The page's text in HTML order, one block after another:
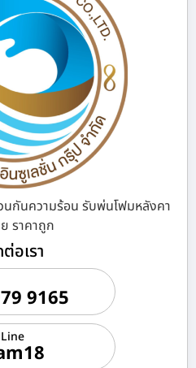
กันความร้อน รับพ่นโฟมหลังคา
ราคาถูก
อเรา
9165